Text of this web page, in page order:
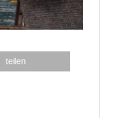
teilen